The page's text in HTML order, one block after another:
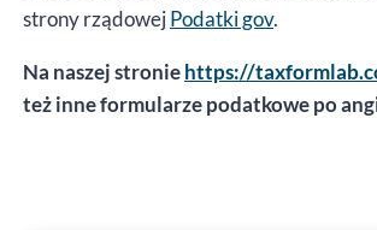
strony rządowejPodatki gov.
Na naszej stroniehttps://
też inne formularze podatkowe po